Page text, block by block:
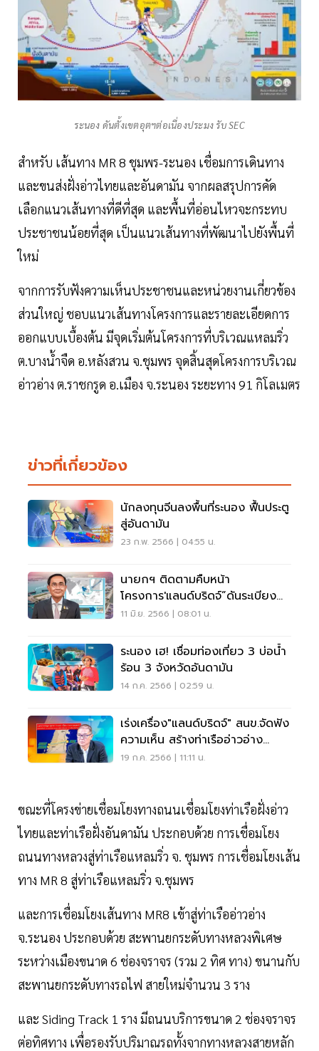
ระนอง ดันตั้งเขตอุตฯต่อเนื่องประมง รับ SEC
สำหรับ เส้นทาง MR 8 ชุมพร-ระนอง เชื่อมการเดินทาง
และขนส่งฝั่งอ่าวไทยและอันดามัน จากผลสรุปการคัด
เลือกแนวเส้นทางที่ดีที่สุด และพื้นที่อ่อนไหวจะกระทบ
ประชาชนน้อยที่สุด เป็นแนวเส้นทางที่พัฒนาไปยังพื้นที่
ใหม่
จากการรับฟังความเห็นประชาชนและหน่วยงานเกี่ยวข้อง
ส่วนใหญ่ ชอบแนวเส้นทางโครงการและรายละเอียดการ
ออกแบบเบื้องต้น มีจุดเริ่มต้นโครงการที่บริเวณแหลมริ่ว
ต.บางนํ้าจืด อ.หลังสวน จ.ชุมพร จุดสิ้นสุดโครงการบริเวณ
อ่าวอ่าง ต.ราชกรูด อ.เมือง จ.ระนอง ระยะทาง 91 กิโลเมตร
ข่าวที่เกี่ยวข้อง
นักลงทุนจีนลงพื้นที่ระนอง ฟื้นประตู
สู่อันดามัน
23 ก.พ. 2566 | 04:55 น.
นายกฯ ติดตามคืบหน้า
โครงการ'แลนด์บริดจ์”ดันระเบียง
เศรษฐกิจพิเศษภาคใต้
11 มิ.ย. 2566 | 08:01 น.
ระนอง เฮ! เชื่อมท่องเที่ยว 3 บ่อนํ้า
ร้อน 3 จังหวัดอันดามัน
14 ก.ค. 2566 | 02:59 น.
เร่งเครื่อง"แลนด์บริดจ์" สนข.จัดฟัง
ความเห็น สร้างท่าเรืออ่าวอ่าง
ระนอง
19 ก.ค. 2566 | 11:11 น.
ขณะที่โครงข่ายเชื่อมโยงทางถนนเชื่อมโยงท่าเรือฝั่งอ่าว
ไทยและท่าเรือฝั่งอันดามัน ประกอบด้วย การเชื่อมโยง
ถนนทางหลวงสู่ท่าเรือแหลมริ่ว จ. ชุมพร การเชื่อมโยงเส้น
ทาง MR 8 สู่ท่าเรือแหลมริ่ว จ.ชุมพร
และการเชื่อมโยงเส้นทาง MR8 เข้าสู่ท่าเรืออ่าวอ่าง
จ.ระนอง ประกอบด้วย สะพานยกระดับทางหลวงพิเศษ
ระหว่างเมืองขนาด 6 ช่องจราจร (รวม 2 ทิศ ทาง) ขนานกับ
สะพานยกระดับทางรถไฟ สายใหม่จำนวน 3 ราง
และ Siding Track 1 ราง มีถนนบริการขนาด 2 ช่องจราจร
ต่อทิศทาง เพื่อรองรับปริมาณรถทั้งจากทางหลวงสายหลัก